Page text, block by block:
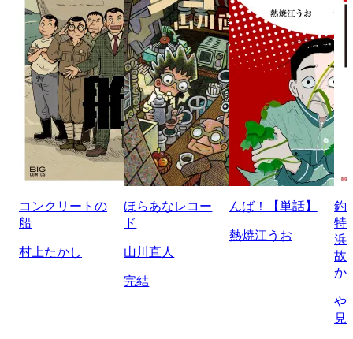
コンクリートの
船
村上たかし
ほらあなレコー
ド
山川直人
完結
んば！【単話】
熱焼江うお
釣
特
浜
故
か
や
見